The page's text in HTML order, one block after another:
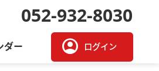
052-932-8030
ダー account_circle ログイン